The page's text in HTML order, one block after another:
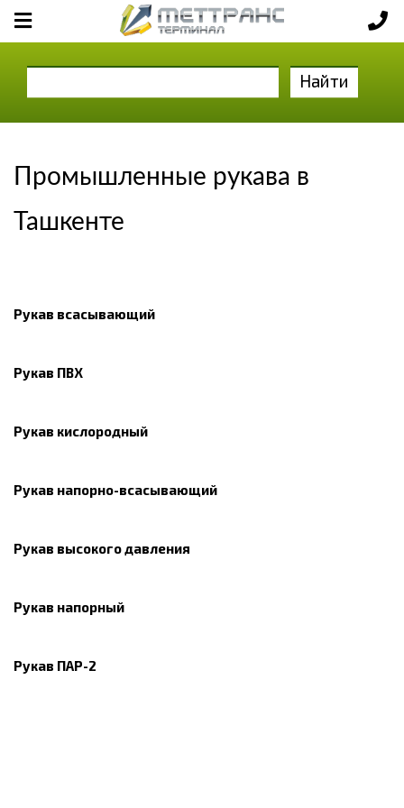
Найти
Промышленные рукава в
Ташкенте
Рукав всасывающий
Рукав ПВХ
Рукав кислородный
Рукав напорно-всасывающий
Рукав высокого давления
Рукав напорный
Рукав ПАР-2